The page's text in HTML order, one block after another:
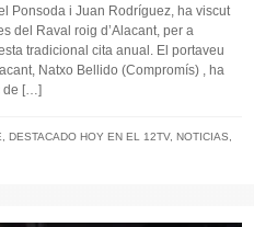
Ponsoda i Juan Rodríguez, ha viscut
del Raval roig d’Alacant, per a
tradicional cita anual. El portaveu
Natxo Bellido (Compromís) , ha
de […]
DESTACADO HOY EN EL 12TV, NOTICIAS